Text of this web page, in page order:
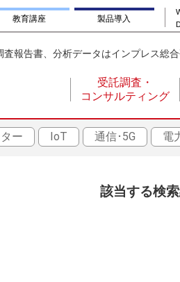
教育講座 製品導入
報告書、分析データはインプレス総
メ
イ
受託調査・
コンサルティング
ー IoT 通信･5G 電
該当する検